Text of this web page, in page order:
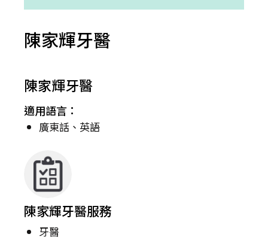
陳家輝牙醫
陳家輝牙醫
適用語言：
廣東話、英語
陳家輝牙醫服務
牙醫